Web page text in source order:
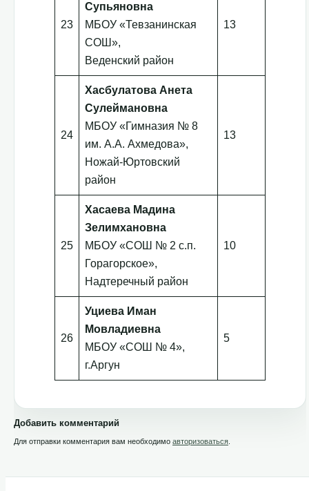
23
Супьяновна
МБОУ «Тевзанинская
СОШ»,
Веденский район
13
24
Хасбулатова Анета
Сулеймановна
МБОУ «Гимназия № 8
им. А.А. Ахмедова»,
Ножай-Юртовский
район
13
25
Хасаева Мадина
Зелимхановна
МБОУ «СОШ № 2 с.п.
Горагорское»,
Надтеречный район
10
26
Уциева Иман
Мовладиевна
МБОУ «СОШ № 4»,
г.Аргун
5
Добавить комментарий
Для отправки комментария вам необходимо авторизоваться